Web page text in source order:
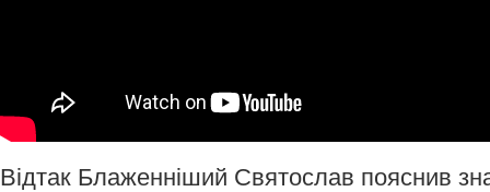
Відтак Блаженніший Святослав пояснив